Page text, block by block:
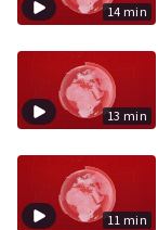
14 min
13 min
11 min